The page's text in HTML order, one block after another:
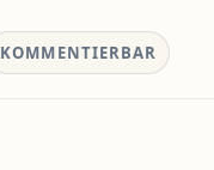
KOMMENTIERBAR